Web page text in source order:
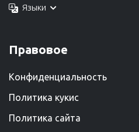
Языки
Правовое
Конфиденциальность
Политика кукис
Политика сайта